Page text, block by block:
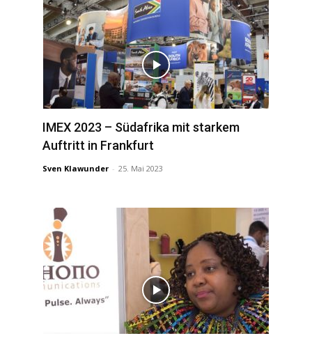
IMEX 2023 – Südafrika mit starkem
Auftritt in Frankfurt
Sven Klawunder - 25. Mai 2023